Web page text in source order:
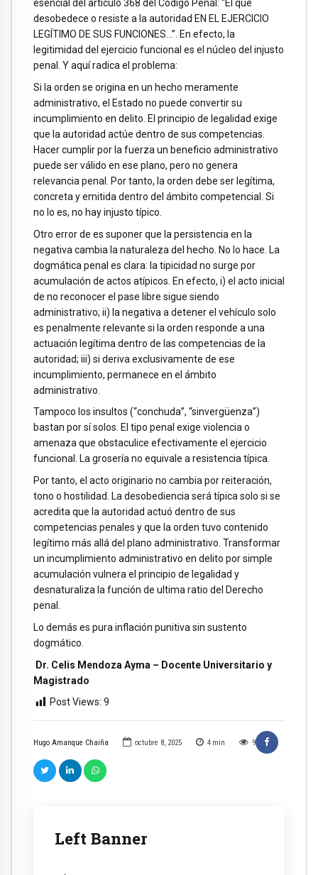
Hugo Amanque Chaiña octubre 8, 2025 4 min 9
Left Banner
esencial del artículo 368 del Código Penal: “El que
desobedece o resiste a la autoridad EN EL EJERCICIO
LEGÍTIMO DE SUS FUNCIONES…”. En efecto, la
legitimidad del ejercicio funcional es el núcleo del injusto
penal. Y aquí radica el problema:
Si la orden se origina en un hecho meramente
administrativo, el Estado no puede convertir su
incumplimiento en delito. El principio de legalidad exige
que la autoridad actúe dentro de sus competencias.
Hacer cumplir por la fuerza un beneficio administrativo
puede ser válido en ese plano, pero no genera
relevancia penal. Por tanto, la orden debe ser legítima,
concreta y emitida dentro del ámbito competencial. Si
no lo es, no hay injusto típico.
Otro error de es suponer que la persistencia en la
negativa cambia la naturaleza del hecho. No lo hace. La
dogmática penal es clara: la tipicidad no surge por
acumulación de actos atípicos. En efecto, i) el acto inicial
de no reconocer el pase libre sigue siendo
administrativo; ii) la negativa a detener el vehículo solo
es penalmente relevante si la orden responde a una
actuación legítima dentro de las competencias de la
autoridad; iii) si deriva exclusivamente de ese
incumplimiento, permanece en el ámbito
administrativo.
Tampoco los insultos (“conchuda”, “sinvergüenza”)
bastan por sí solos. El tipo penal exige violencia o
amenaza que obstaculice efectivamente el ejercicio
funcional. La grosería no equivale a resistencia típica.
Por tanto, el acto originario no cambia por reiteración,
tono o hostilidad. La desobediencia será típica solo si se
acredita que la autoridad actuó dentro de sus
competencias penales y que la orden tuvo contenido
legítimo más allá del plano administrativo. Transformar
un incumplimiento administrativo en delito por simple
acumulación vulnera el principio de legalidad y
desnaturaliza la función de ultima ratio del Derecho
penal.
Lo demás es pura inflación punitiva sin sustento
dogmático.
Dr. Celis Mendoza Ayma – Docente Universitario y
Magistrado
Post Views: 9